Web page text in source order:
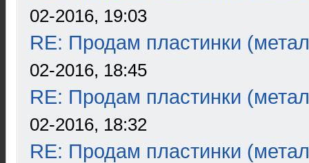
02-2016, 19:03
RE: Продам пластинки
02-2016, 18:45
RE: Продам пластинки
02-2016, 18:32
RE: Продам пластинки